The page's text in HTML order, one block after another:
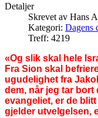
Detaljer
Skrevet av Hans
Kategori: Dagens
Treff: 4219
«Og slik skal hele
Fra Sion skal
ugudelighet fra
dem, når jeg tar bort
evangeliet, er de
gjelder utvelgelsen,